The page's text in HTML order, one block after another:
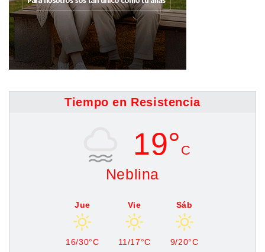
Tiempo en Resistencia
19° C
Neblina
Jue
16/30°C
Vie
11/17°C
Sáb
9/20°C